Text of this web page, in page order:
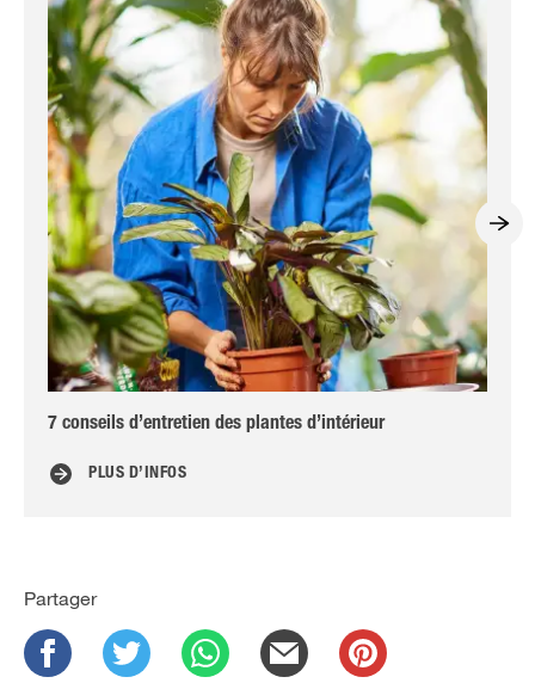
7 conseils d’entretien des plantes d’intérieur
PLUS D’INFOS
Partager